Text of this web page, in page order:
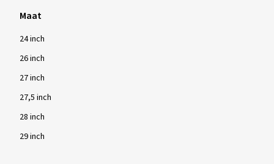
Maat
24 inch
26 inch
27 inch
27,5 inch
28 inch
29 inch